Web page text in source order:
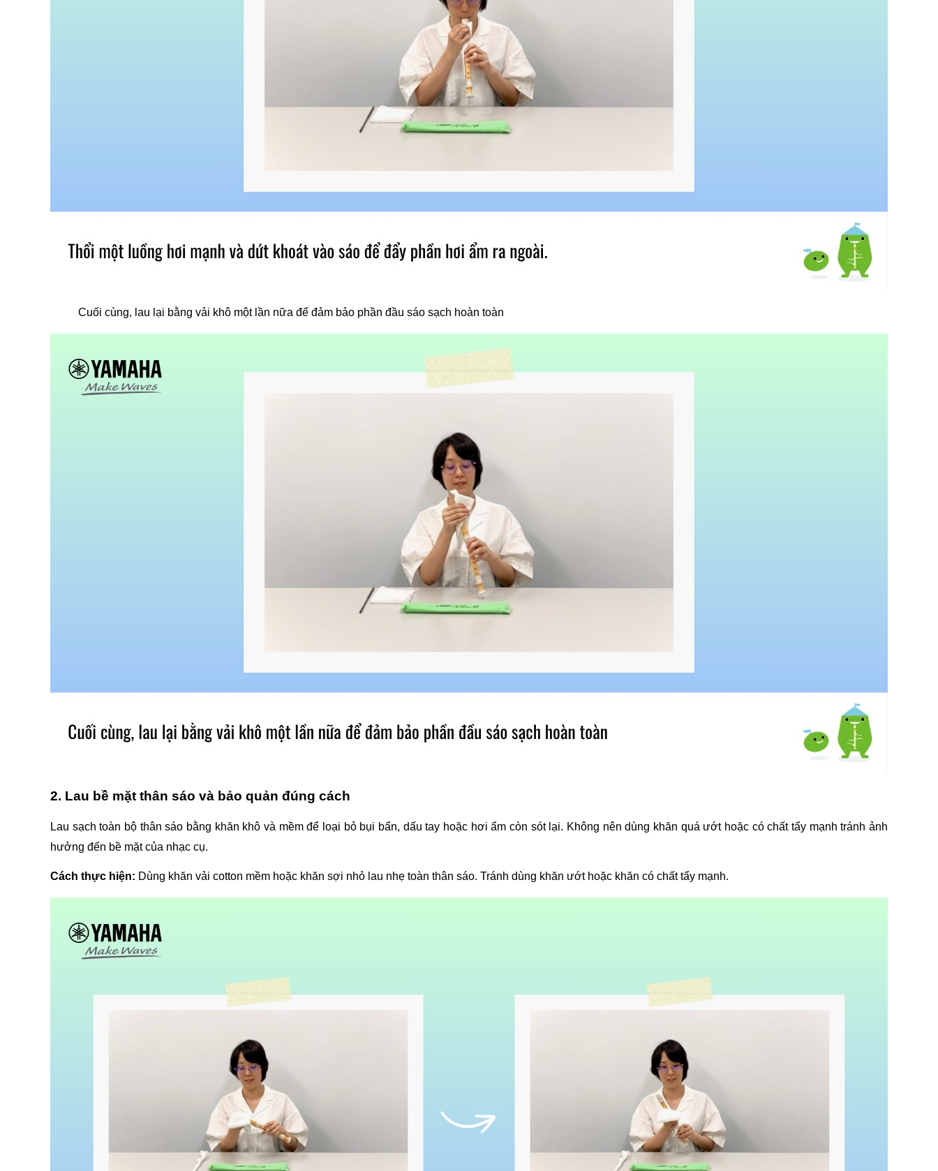
Cuối cùng, lau lại bằng vải khô một lần nữa để đảm bảo phần đầu sáo sạch hoàn toàn
2. Lau bề mặt thân sáo và bảo quản đúng cách
Lau sạch toàn bộ thân sáo bằng khăn khô và mềm để loại bỏ bụi bẩn, dấu tay hoặc hơi ẩm còn sót lại. Không nên dùng khăn quá ướt hoặc có chất tẩy mạnh tránh ảnh
hưởng đến bề mặt của nhạc cụ.
Cách thực hiện: Dùng khăn vải cotton mềm hoặc khăn sợi nhỏ lau nhẹ toàn thân sáo. Tránh dùng khăn ướt hoặc khăn có chất tẩy mạnh.